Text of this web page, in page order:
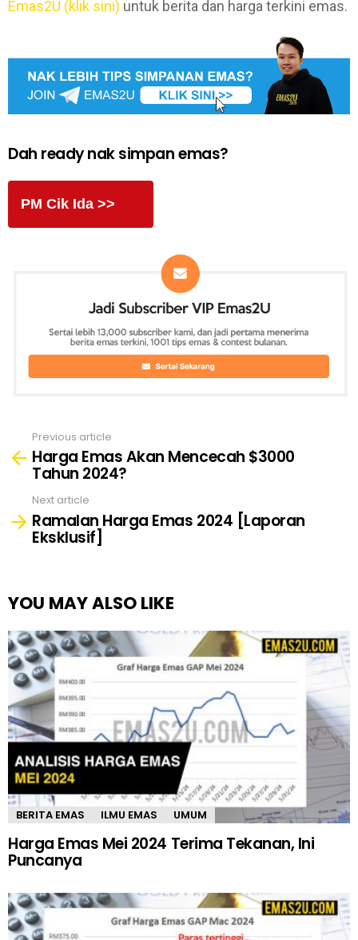
Emas2U (klik sini) untuk berita dan harga terkini emas.
Dah ready nak simpan emas?
PM Cik Ida >>
more
Previous article
Harga Emas Akan Mencecah $3000
Tahun 2024?
Next article
Ramalan Harga Emas 2024 [Laporan
Eksklusif]
YOU MAY ALSO LIKE
BERITA EMAS ILMU EMAS UMUM
Harga Emas Mei 2024 Terima Tekanan, Ini
Puncanya